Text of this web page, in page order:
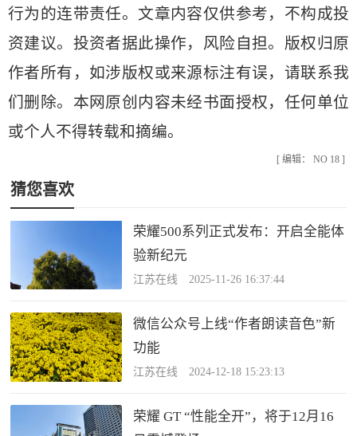
行为的连带责任。文章内容仅供参考，不构成投
资建议。投资者据此操作，风险自担。版权归原
作者所有，如涉版权或来源标注有误，请联系我
们删除。本网原创内容未经书面授权，任何单位
或个人不得转载和摘编。
[ 编辑： NO 18 ]
猜您喜欢
荣耀500系列正式发布：开启全能体
验新纪元
江苏在线 2025-11-26 16:37:44
微信公众号上线“作者朗读音色”新
功能
江苏在线 2024-12-18 15:23:13
荣耀 GT “性能全开”，将于12月16